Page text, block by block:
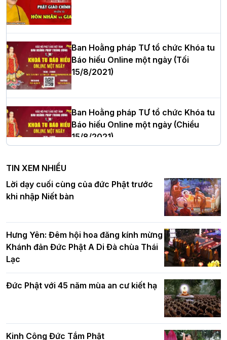
Hòa thượng Thích Quảng Tùng tái đắc
cử Trưởng BTS GHPGVN thành phố Hải
Phòng nhiệm kỳ 2026 – 2031
Thượng tọa Thích Tâm Chính được suy
cử tân Trưởng ban Trị sự GHPGVN tỉnh
Hà Nội: Tăng Ni Trường hạ Bồ Đề trang
nghiêm tác pháp Tiền an cư PL.2570 –
DL.2026
chúc mừng Phật đản BTS GHPGVN TP.
Hà Nội
Hơn 5.000 người tham dự diễu hành,
Ban Hoằng pháp TƯ tổ chức Khóa tu
Báo hiếu Online một ngày (Tối
15/8/2021)
Ban Hoằng pháp TƯ tổ chức Khóa tu
Báo hiếu Online một ngày (Chiều
15/8/2021)
Ban Hoằng pháp TƯ tổ chức Khóa tu
Báo hiếu Online một ngày (Sáng
15/8/2021)
Tinh thần yêu nước của Phật giáo
TIN XEM NHIỀU
Lời dạy cuối cùng của đức Phật trước
khi nhập Niết bàn
Hưng Yên: Đêm hội hoa đăng kính mừng
Khánh đản Đức Phật A Di Đà chùa Thái
Lạc
Đức Phật với 45 năm mùa an cư kiết hạ
Kinh Công Đức Tắm Phật